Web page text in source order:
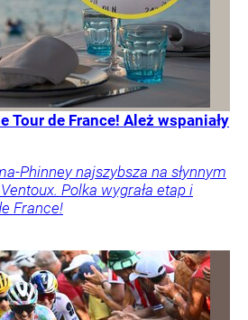
Tour de France! Ależ wspaniały
Phinney najszybsza na słynnym
Polka wygrała etap i
France!